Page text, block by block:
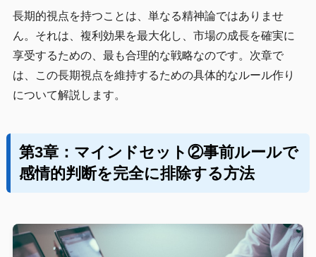
長期的視点を持つことは、単なる精神論ではありませ
ん。それは、複利効果を最大化し、市場の成長を確実に
享受するための、最も合理的な戦略なのです。次章で
は、この長期視点を維持するための具体的なルール作り
について解説します。
第3章：マインドセット②事前ルールで
感情的判断を完全に排除する方法